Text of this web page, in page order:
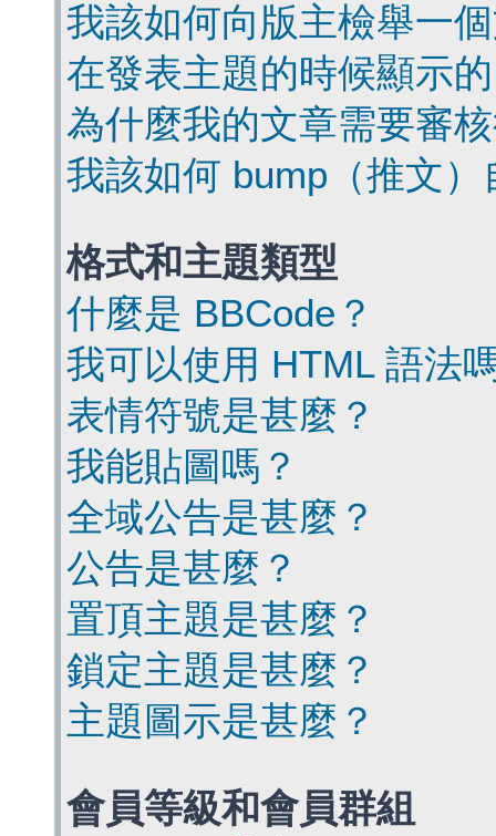
我該如何向版主檢舉一
在發表主題的時候顯示
為什麼我的文章需要審
我該如何 bump（推文
格式和主題類型
什麼是 BBCode？
我可以使用 HTML 語法
表情符號是甚麼？
我能貼圖嗎？
全域公告是甚麼？
公告是甚麼？
置頂主題是甚麼？
鎖定主題是甚麼？
主題圖示是甚麼？
會員等級和會員群組